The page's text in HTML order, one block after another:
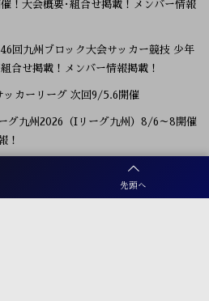
先頭へ
！大会概要･組合せ掲載！メンバー情報
回九州ブロック大会サッカー競技 少年
合せ掲載！メンバー情報掲載！
カーリーグ 次回9/5.6開催
グ九州2026（Iリーグ九州）8/6～8開催
！
女子サッカー選手権大会（高円宮妃杯）
分、沖縄9/5.6開催 県予選例年8～9月情